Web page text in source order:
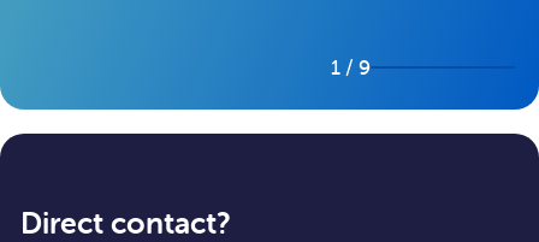
1 / 9
Direct contact?